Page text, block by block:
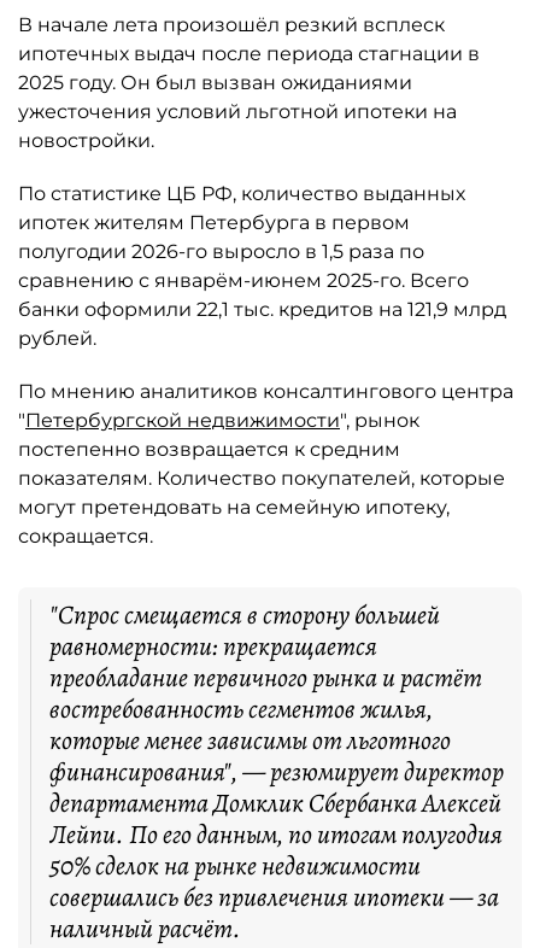
В начале лета произошёл резкий всплеск
ипотечных выдач после периода стагнации в
2025 году. Он был вызван ожиданиями
ужесточения условий льготной ипотеки на
новостройки.
По статистике ЦБ РФ, количество выданных
ипотек жителям Петербурга в первом
полугодии 2026-го выросло в 1,5 раза по
сравнению с январём-июнем 2025-го. Всего
банки оформили 22,1 тыс. кредитов на 121,9 млрд
рублей.
По мнению аналитиков консалтингового центра
"Петербургской недвижимости", рынок
постепенно возвращается к средним
показателям. Количество покупателей, которые
могут претендовать на семейную ипотеку,
сокращается.
"Спрос смещается в сторону большей
равномерности: прекращается
преобладание первичного рынка и растёт
востребованность сегментов жилья,
которые менее зависимы от льготного
финансирования", — резюмирует директор
департамента Домклик Сбербанка Алексей
Лейпи. По его данным, по итогам полугодия
50% сделок на рынке недвижимости
совершались без привлечения ипотеки — за
наличный расчёт.